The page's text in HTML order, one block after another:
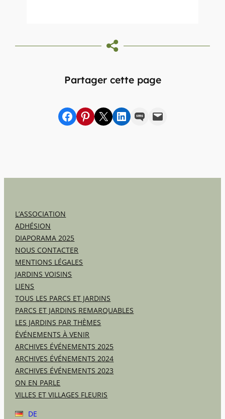
Partager cette page
Partager sur Facebook
sur Pinterest
sur X sur LinkedIn
par SMSpar e-mail
L’ASSOCIATION
ADHÉSION
DIAPORAMA 2025
NOUS CONTACTER
MENTIONS LÉGALES
JARDINS VOISINS
LIENS
TOUS LES PARCS ET JARDINS
PARCS ET JARDINS REMARQUABLES
LES JARDINS PAR THÈMES
ÉVÉNEMENTS À VENIR
ARCHIVES ÉVÉNEMENTS 2025
ARCHIVES ÉVÉNEMENTS 2024
ARCHIVES ÉVÉNEMENTS 2023
ON EN PARLE
VILLES ET VILLAGES FLEURIS
DE